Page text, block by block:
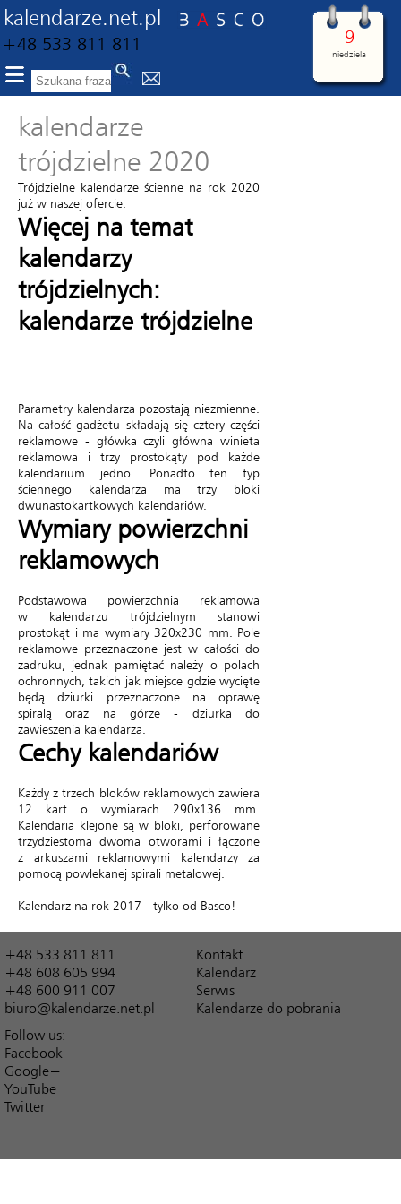
kalendarze.net.pl
+48 533 811 811 9
niedziela
kalendarze
trójdzielne 2020
Trójdzielne kalendarze ścienne na rok 2020
już w naszej ofercie.
Więcej na temat
kalendarzy
trójdzielnych:
kalendarze trójdzielne
Parametry kalendarza pozostają niezmienne.
Na całość gadżetu składają się cztery części
reklamowe - główka czyli główna winieta
reklamowa i trzy prostokąty pod każde
kalendarium jedno. Ponadto ten typ
ściennego kalendarza ma trzy bloki
dwunastokartkowych kalendariów.
Wymiary powierzchni
reklamowych
Podstawowa powierzchnia reklamowa
w kalendarzu trójdzielnym stanowi
prostokąt i ma wymiary 320x230 mm. Pole
reklamowe przeznaczone jest w całości do
zadruku, jednak pamiętać należy o polach
ochronnych, takich jak miejsce gdzie wycięte
będą dziurki przeznaczone na oprawę
spiralą oraz na górze - dziurka do
zawieszenia kalendarza.
Cechy kalendariów
Każdy z trzech bloków reklamowych zawiera
12 kart o wymiarach 290x136 mm.
Kalendaria klejone są w bloki, perforowane
trzydziestoma dwoma otworami i łączone
z arkuszami reklamowymi kalendarzy za
pomocą powlekanej spirali metalowej.
Kalendarz na rok 2017 - tylko od Basco!
+48 533 811 811
+48 608 605 994
+48 600 911 007
biuro@kalendarze.net.pl
Kontakt
Kalendarz
Serwis
Kalendarze do pobrania
Follow us:
Facebook
Google+
YouTube
Twitter